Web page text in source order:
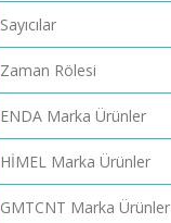
Sayıcılar
Zaman Rölesi
ENDA Marka Ürünler
HİMEL Marka Ürünler
GMTCNT Marka Ürünler